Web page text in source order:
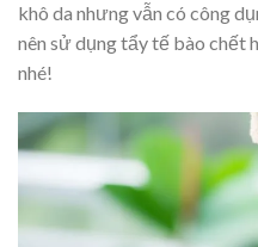
khô da nhưng vẫn có công
nên sử dụng tẩy tế bào chết
nhé!